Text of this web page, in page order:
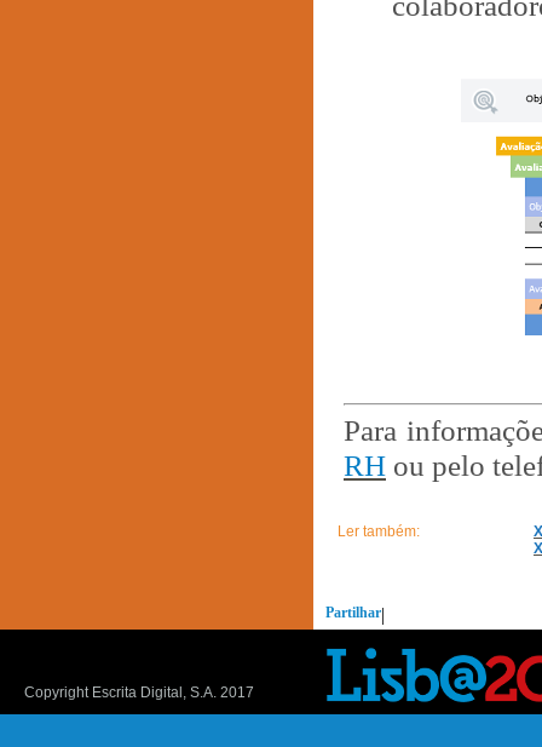
Para
RH ou pelo
Ler também:
Partilhar|
Copyright Escrita Digital, S.A. 2017